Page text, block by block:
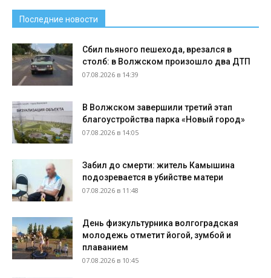
Последние новости
Сбил пьяного пешехода, врезался в
столб: в Волжском произошло два ДТП
07.08.2026 в 14:39
В Волжском завершили третий этап
благоустройства парка «Новый город»
07.08.2026 в 14:05
Забил до смерти: житель Камышина
подозревается в убийстве матери
07.08.2026 в 11:48
День физкультурника волгоградская
молодежь отметит йогой, зумбой и
плаванием
07.08.2026 в 10:45